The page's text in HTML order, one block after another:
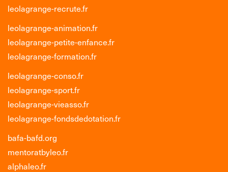
leolagrange-recrute.fr
leolagrange-animation.fr
leolagrange-petite-enfance.fr
leolagrange-formation.fr
leolagrange-conso.fr
leolagrange-sport.fr
leolagrange-vieasso.fr
leolagrange-fondsdedotation.fr
bafa-bafd.org
mentoratbyleo.fr
alphaleo.fr